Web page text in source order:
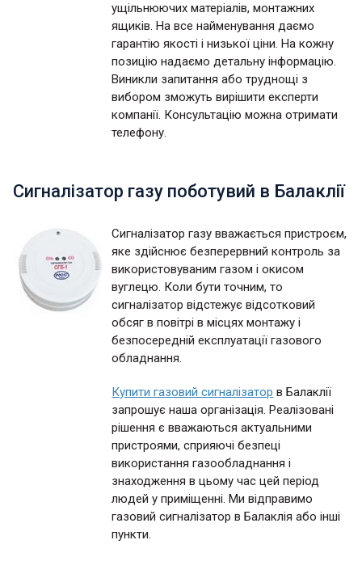
ущільнюючих матеріалів, монтажних
ящиків. На все найменування даємо
гарантію якості і низької ціни. На кожну
позицію надаємо детальну інформацію.
Виникли запитання або труднощі з
вибором зможуть вирішити експерти
компанії. Консультацію можна отримати
телефону.
Сигналізатор газу поботувий в Балаклії
Сигналізатор газу вважається пристроєм,
яке здійснює безперервний контроль за
використовуваним газом і окисом
вуглецю. Коли бути точним, то
сигналізатор відстежує відсотковий
обсяг в повітрі в місцях монтажу і
безпосередній експлуатації газового
обладнання.
Купити газовий сигналізатор в Балаклії
запрошує наша організація. Реалізовані
рішення є вважаються актуальними
пристроями, сприяючі безпеці
використання газообладнання і
знаходження в цьому час цей період
людей у приміщенні. Ми відправимо
газовий сигналізатор в Балаклія або інші
пункти.